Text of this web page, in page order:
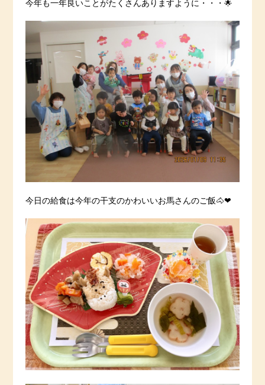
今年も一年良いことがたくさんありますように・・・🌟
今日の給食は今年の干支のかわいいお馬さんのご飯🐴❤